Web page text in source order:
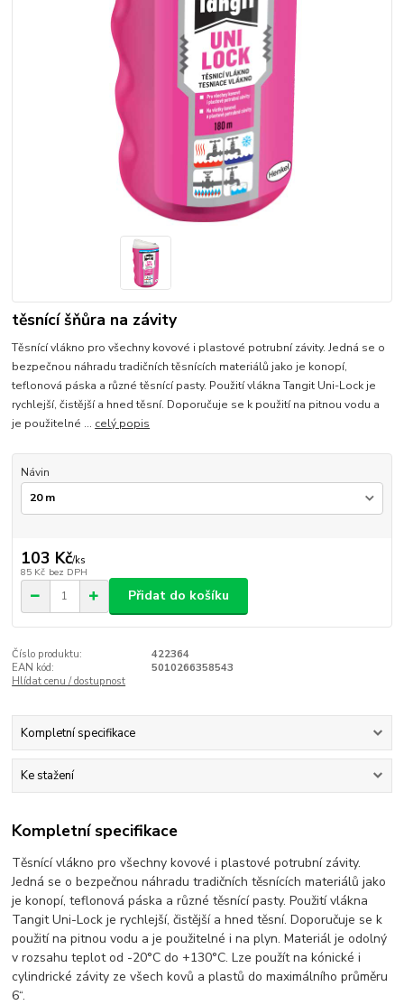
těsnící šňůra na závity
Těsnící vlákno pro všechny kovové i plastové potrubní závity. Jedná se o
bezpečnou náhradu tradičních těsnících materiálů jako je konopí,
teflonová páska a různé těsnící pasty. Použití vlákna Tangit Uni-Lock je
rychlejší, čistější a hned těsní. Doporučuje se k použití na pitnou vodu a
je použitelné ... celý popis
Návin
103 Kč/ks
85 Kč bez DPH
Přidat do košíku
Číslo produktu:
422364
EAN kód:
5010266358543
Hlídat cenu / dostupnost
Kompletní specifikace
Ke stažení
Kompletní specifikace
Těsnící vlákno pro všechny kovové i plastové potrubní závity.
Jedná se o bezpečnou náhradu tradičních těsnících materiálů jako
je konopí, teflonová páska a různé těsnící pasty. Použití vlákna
Tangit Uni-Lock je rychlejší, čistější a hned těsní. Doporučuje se k
použití na pitnou vodu a je použitelné i na plyn. Materiál je odolný
v rozsahu teplot od -20°C do +130°C. Lze použít na kónické i
cylindrické závity ze všech kovů a plastů do maximálního průměru
6“.